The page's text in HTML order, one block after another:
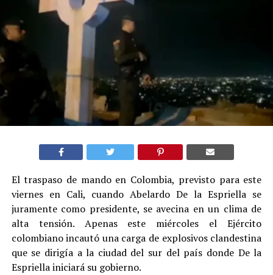
El traspaso de mando en Colombia, previsto para este
viernes en Cali, cuando Abelardo De la Espriella se
juramente como presidente, se avecina en un clima de
alta tensión. Apenas este miércoles el Ejército
colombiano incautó una carga de explosivos clandestina
que se dirigía a la ciudad del sur del país donde De la
Espriella iniciará su gobierno.